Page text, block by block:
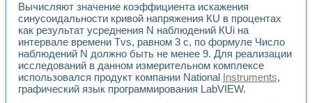
Исследование кинетики зарождения и развития
Лабораторный электрический импедансный томограф на
Микрозондовая система для характеризации
Метод траекторий в исследовании
Промышленная автоматизация
Автоматизация технологических процессов получения
Использование систем технического зрения для контроля
Исследование электромагнитных переходных процессов
Вычисляют значение коэффициента искажения
синусоидальности кривой напряжения КU в процентах
как результат усреднения N наблюдений КUi на
интервале времени Tvs, равном 3 с, по формуле Число
наблюдений N должно быть не менее 9. Для реализации
исследований в данном измерительном комплексе
использовался продукт компании National Instruments,
графический язык программирования LabVIEW.